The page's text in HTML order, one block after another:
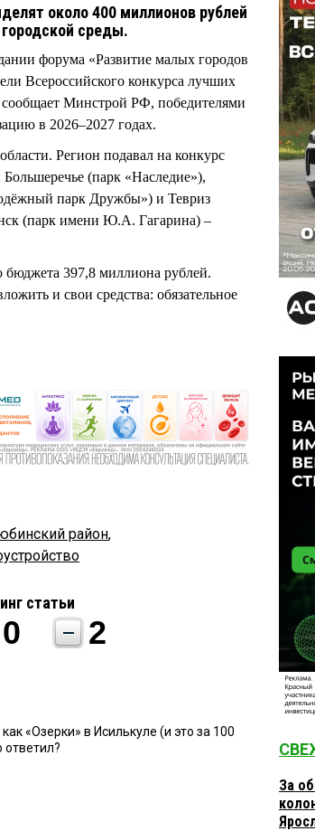
около 400 миллионов рублей
среды.
форума «Развитие малых городов
Всероссийского конкурса лучших
сообщает Минстрой РФ, победителями
в 2026–2027 годах.
Регион подавал на конкурс
(парк «Наследие»),
парк Дружбы») и Тевриз
(парк имени Ю.А. Гагарина) –
бюджета 397,8 миллиона рублей.
и свои средства: обязательное
район,
статьи
0 2
«Озерки» в Исилькуле (и это за 100
ответил?
За